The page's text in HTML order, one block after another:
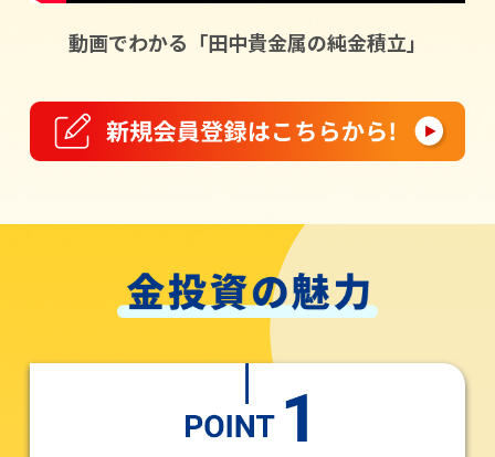
動画でわかる「田中貴金属の純金積立」